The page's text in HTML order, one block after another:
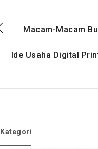
beserta
Macam-Macam
Ide Usaha Digital
Kategori